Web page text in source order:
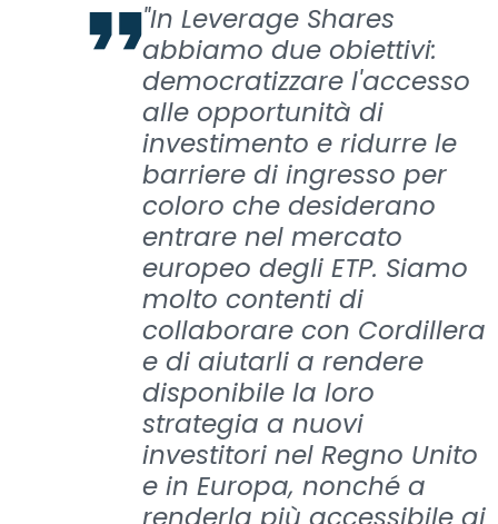
"In Leverage Shares
abbiamo due obiettivi:
democratizzare l'accesso
alle opportunità di
investimento e ridurre le
barriere di ingresso per
coloro che desiderano
entrare nel mercato
europeo degli ETP. Siamo
molto contenti di
collaborare con Cordillera
e di aiutarli a rendere
disponibile la loro
strategia a nuovi
investitori nel Regno Unito
e in Europa, nonché a